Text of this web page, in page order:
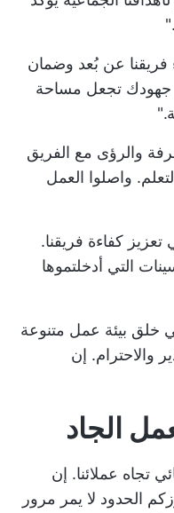
عن بُعد وضمان
جهودك تجعل مساحة
والرؤى مع الفريق
واصلوا العمل
كفاءة فريقنا.
التي أدخلتموها
خلق بيئة عمل متنوعة
والاحترام. إن
الجاد
تجاه عملائنا. إن
الحدود لا يمر مرور